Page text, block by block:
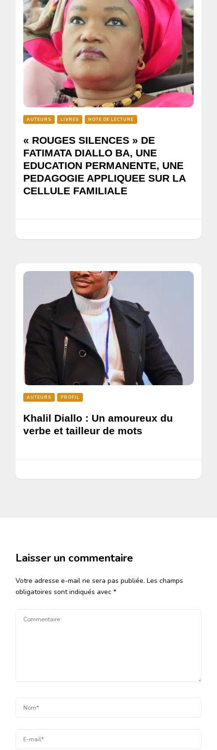
AUTEURS LIVRES NOTE DE LECTURE
« ROUGES SILENCES » DE
FATIMATA DIALLO BA, UNE
EDUCATION PERMANENTE, UNE
PEDAGOGIE APPLIQUEE SUR LA
CELLULE FAMILIALE
AUTEURS PROFIL
Khalil Diallo : Un amoureux du
verbe et tailleur de mots
Laisser un commentaire
Votre adresse e-mail ne sera pas publiée. Les champs
obligatoires sont indiqués avec *